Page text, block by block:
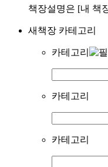
책장설명은 [내 책
새책장 카테고리
카테고리
카테고리
카테고리